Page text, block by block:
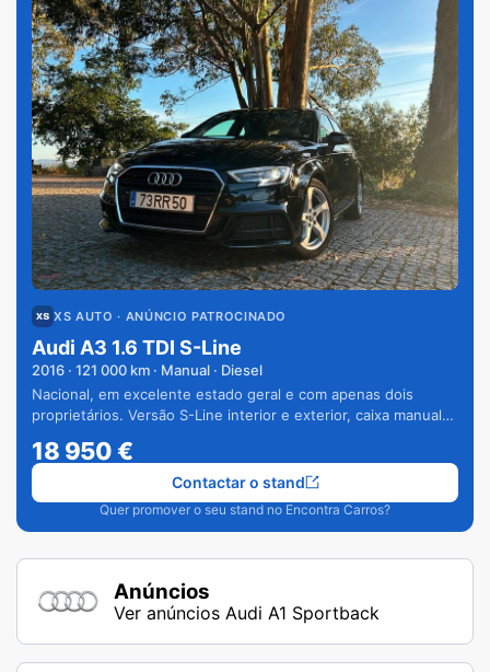
XS AUTO · ANÚNCIO PATROCINADO
Audi A3 1.6 TDI S-Line
2016 · 121 000 km · Manual · Diesel
Nacional, em excelente estado geral e com apenas dois
proprietários. Versão S-Line interior e exterior, caixa manual
18 950€
Quer promover o seu stand no Encontra Carros?
Contactar o stand
Anúncios
Ver anúncios Audi A1 Sportback